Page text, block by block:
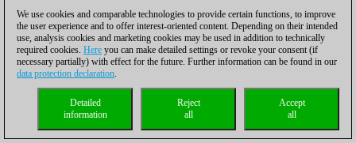
Usuario
Contraseña
¿Aún no eres usuario?Registro
Comentario
We use cookies and comparable technologies to provide certain functions, to improve
the user experience and to offer interest-oriented content. Depending on their intended
use, analysis cookies and marketing cookies may be used in addition to technically
required cookies. Here you can make detailed settings or revoke your consent (if
necessary partially) with effect for the future. Further information can be found in our
data protection declaration.
Accept
all
Reject
all
Detailed
information